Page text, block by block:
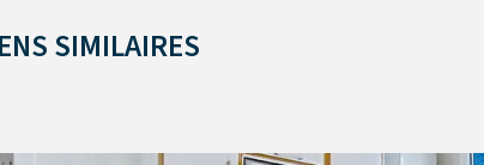
SIMILAIRES